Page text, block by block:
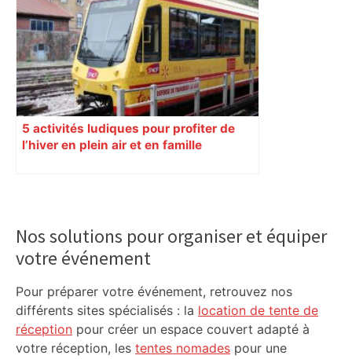
5 activités ludiques pour profiter de
l’hiver en plein air et en famille
Sidebar
Nos solutions pour organiser et équiper
votre événement
Pour préparer votre événement, retrouvez nos
différents sites spécialisés : la location de tente de
réception pour créer un espace couvert adapté à
votre réception, les tentes nomades pour une